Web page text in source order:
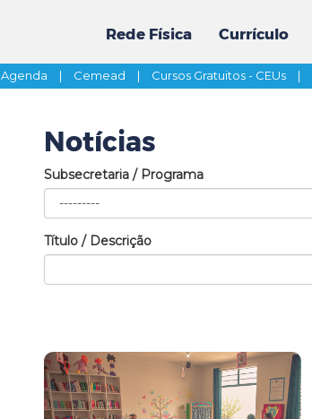
Rede Física Currículo
Agenda | Cemead | Cursos Gratuitos - CEUs |
Notícias
Subsecretaria / Programa
Título / Descrição